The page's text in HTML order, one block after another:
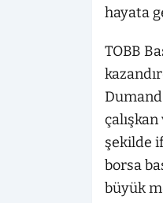
hayata
TOBB
şekilde
borsa
büyük